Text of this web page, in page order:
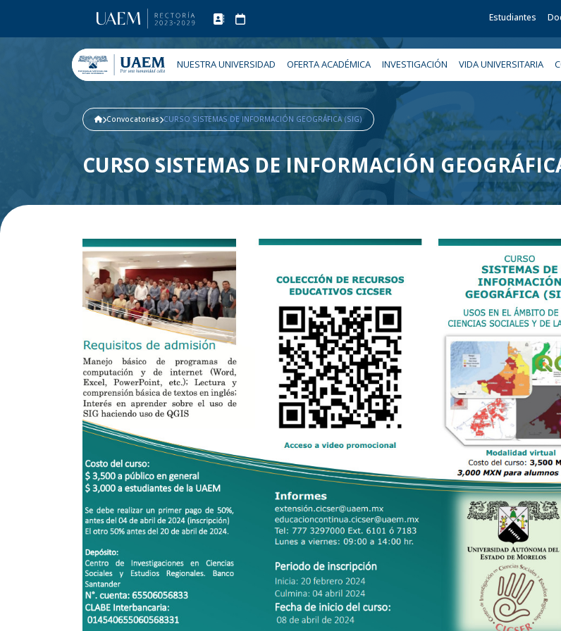
Estudiantes
NUESTRA UNIVERSIDAD OFERTA ACADÉMICA INVESTIGACIÓN VIDA UNIVERSITARIA
Convocatorias CURSO SISTEMAS DE INFORMACIÓN GEOGRÁFICA (SIG)
CURSO SISTEMAS DE INFORMACIÓN